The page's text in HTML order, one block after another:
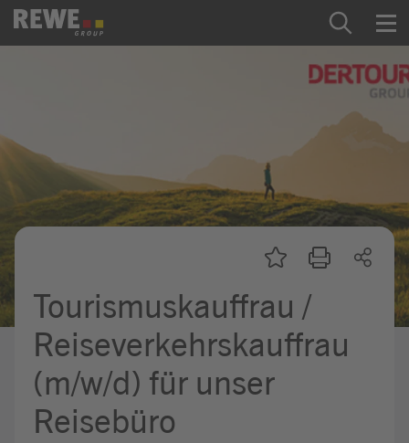
Zum Inhalt springen
REWE Group als Arbeitgeber
Ausbildung & Studium
Praktikum & Werkstudium
Mein Kandidat:innenprofil
Jobbörse
Tourismuskauffrau /
Reiseverkehrskauffrau
(m/w/d) für unser
Reisebüro